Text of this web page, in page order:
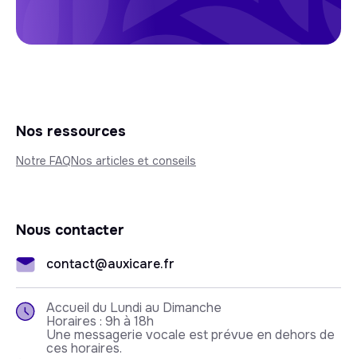
Nos ressources
Notre FAQNos articles et conseils
Nous contacter
contact@auxicare.fr
Accueil du Lundi au Dimanche
Horaires : 9h à 18h
Une messagerie vocale est prévue en dehors de
ces horaires.